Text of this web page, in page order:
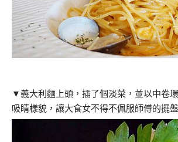
▼義大利麵上頭，插了個淡菜，並以中卷環
吸睛樣貌，讓大食女不得不佩服師傅的擺盤